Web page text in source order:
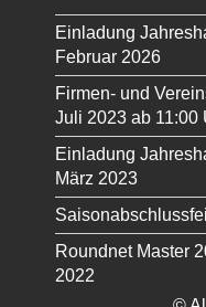
Einladung
Februar 2026
Firmen- und
Juli 2023 ab 11:00
Einladung
März 2023
Roundnet Master
2022